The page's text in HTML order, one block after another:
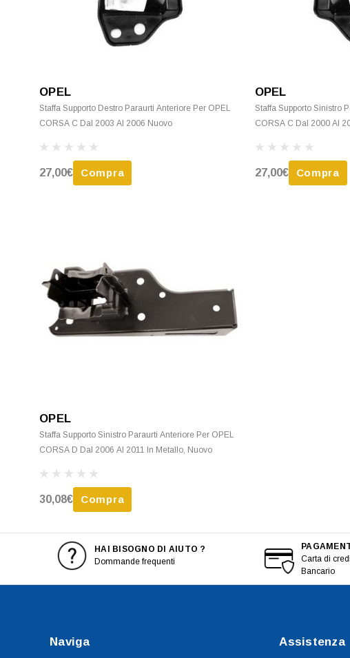
OPEL
Staffa Supporto Destro Paraurti Anteriore Per OPEL
CORSA C Dal 2003 Al 2006 Nuovo
27,00€ Compra
OPEL
Staffa Supporto Sinistro
CORSA C Dal 2000 Al
27,00€ Compra
OPEL
Staffa Supporto Sinistro Paraurti Anteriore Per OPEL
CORSA D Dal 2006 Al 2011 In Metallo, Nuovo
30,08€ Compra
HAI BISOGNO DI AIUTO ?
Dommande frequenti
Carta di
Bancario
Naviga Assistenza